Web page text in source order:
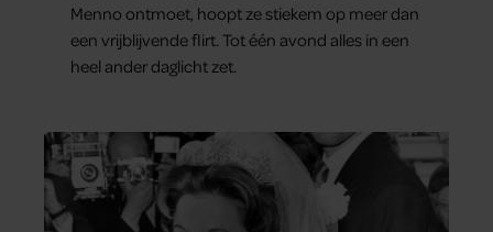
Menno ontmoet, hoopt ze stiekem op meer dan
een vrijblijvende flirt. Tot één avond alles in een
heel ander daglicht zet.